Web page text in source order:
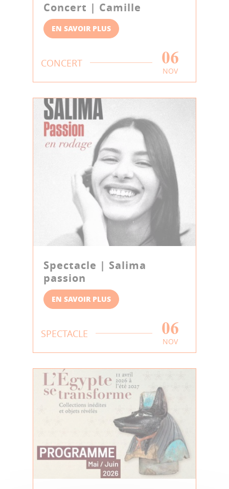
Concert | Camille
EN SAVOIR PLUS
CONCERT 06
NOV
Spectacle | Salima
passion
EN SAVOIR PLUS
SPECTACLE 06
NOV